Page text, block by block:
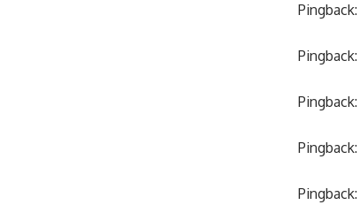
Pingback:
Pingback:
Pingback:
Pingback:
Pingback: